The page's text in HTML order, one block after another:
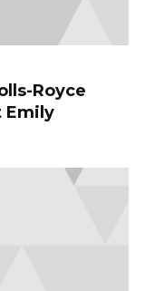
Royce
Emily